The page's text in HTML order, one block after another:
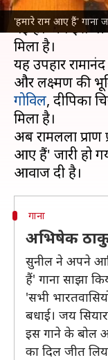
'हमारे राम आए हैं' गाना
अयोध्या के भव्य
गई है। अब इस
मिला है।
यह उपहार
और लक्ष्मण की
गोविल, दीपिका
मिला है।
अब रामलला प्राण
आए हैं' जारी हो
गाना
अभिषेक
सुनील ने अपने
हैं' गाना साझा
'सभी
बधाई। जय
इस गाने के बोल
का दिल जीत